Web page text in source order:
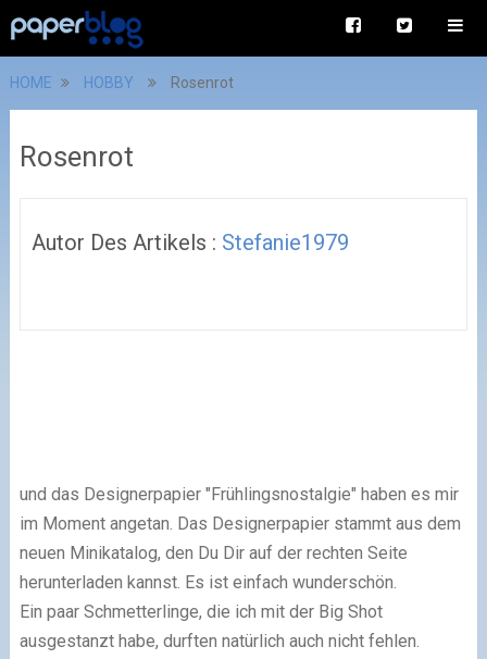
HOME HOBBY Rosenrot
Rosenrot
Autor Des Artikels : Stefanie1979
und das Designerpapier "Frühlingsnostalgie" haben es mir
im Moment angetan. Das Designerpapier stammt aus dem
neuen Minikatalog, den Du Dir auf der rechten Seite
herunterladen kannst. Es ist einfach wunderschön.
Ein paar Schmetterlinge, die ich mit der Big Shot
ausgestanzt habe, durften natürlich auch nicht fehlen.